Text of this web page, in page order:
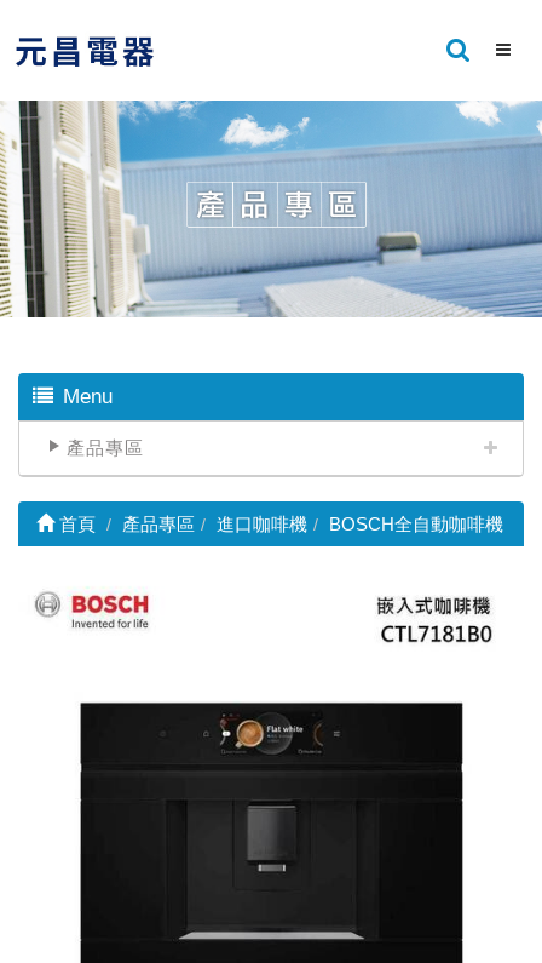
Menu
產品專區
首頁 產品專區 進口咖啡機 BOSCH全自動咖啡機